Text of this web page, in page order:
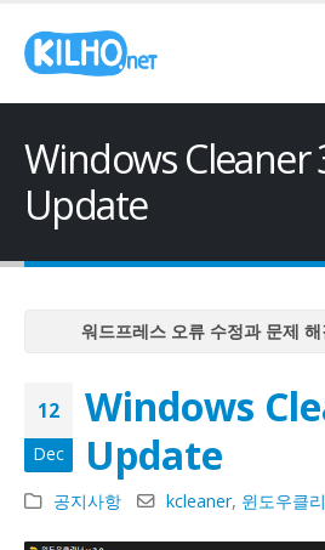
Windows Cleaner
Update
워드프레스 오류 수정과 문제
워드프레스 오류 수정과 문제
워드프레스 오류 수정과 문제
워드프레스 오류 수정과 문제 해
12
Dec
Windows
Update
공지사항 kcleaner, 윈도우클